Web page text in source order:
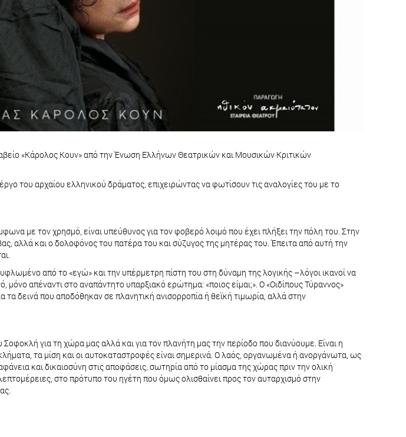
«Κάρολος Κουν» από την Ένωση Ελλήνων Θεατρικών και Μουσικών Κριτικών
του αρχαίου ελληνικού δράματος, επιχειρώντας να φωτίσουν τις αναλογίες του με το
με τον χρησμό, είναι υπεύθυνος για τον φοβερό λοιμό που έχει πλήξει την πόλη του. Στην
αλλά και ο δολοφόνος του πατέρα του και σύζυγος της μητέρας του. Έπειτα από αυτή την
από το «εγώ» και την υπέρμετρη πίστη του στη δύναμη της λογικής –λόγοι ικανοί να
απέναντι στο αναπάντητο υπαρξιακό ερώτημα: «ποιος είμαι;». Ο «Οιδίπους Τύραννος»
δεινά που αποδόθηκαν σε πλανητική ανισορροπία ή θεϊκή τιμωρία, αλλά στην
για τη χώρα μας αλλά και για τον πλανήτη μας την περίοδο που διανύουμε. Είναι η
τα μίση και οι αυτοκαταστροφές είναι σημερινά. Ο λαός, οργανωμένα ή ανοργάνωτα, ως
και δικαιοσύνη στις αποφάσεις, σωτηρία από το μίασμα της χώρας πριν την ολική
στο πρότυπο του ηγέτη που όμως ολισθαίνει προς τον αυταρχισμό στην